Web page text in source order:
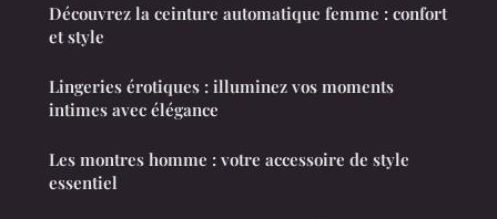
Découvrez la ceinture automatique femme : confort
et style
Lingeries érotiques : illuminez vos moments
intimes avec élégance
Les montres homme : votre accessoire de style
essentiel